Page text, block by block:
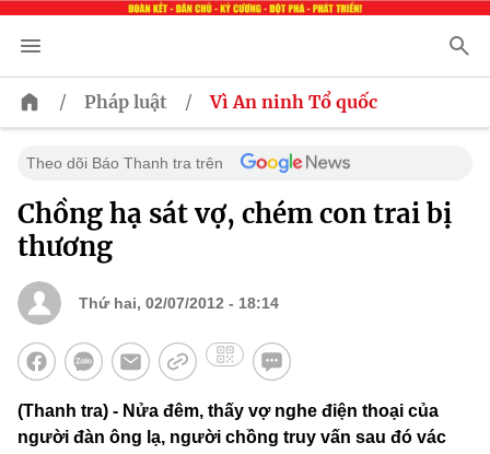
/ Pháp luật / Vì An ninh Tổ quốc
Theo dõi Báo Thanh tra trên
Chồng hạ sát vợ, chém con trai bị
thương
Thứ hai, 02/07/2012 - 18:14
(Thanh tra) - Nửa đêm, thấy vợ nghe điện thoại của
người đàn ông lạ, người chồng truy vấn sau đó vác